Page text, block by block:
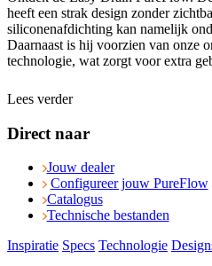
heeft een strak design zonder
siliconenafdichting kan namelijk
Daarnaast is hij voorzien van onze
technologie, wat zorgt voor extra
Lees verder
Direct naar
Jouw dealer
Configureer jouw PureFlow
Catalogus
Technische bestanden
Inspiratie Specs Technologie